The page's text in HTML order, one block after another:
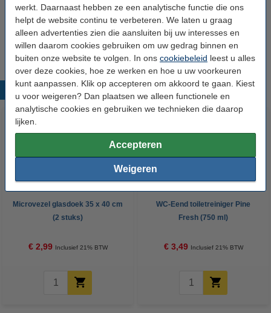
werkt. Daarnaast hebben ze een analytische functie die ons
helpt de website continu te verbeteren. We laten u graag
alleen advertenties zien die aansluiten bij uw interesses en
willen daarom cookies gebruiken om uw gedrag binnen en
buiten onze website te volgen. In ons cookiebeleid leest u alles
over deze cookies, hoe ze werken en hoe u uw voorkeuren
kunt aanpassen. Klik op accepteren om akkoord te gaan. Kiest
u voor weigeren? Dan plaatsen we alleen functionele en
analytische cookies en gebruiken we technieken die daarop
lijken.
Accepteren
Weigeren
Bin Brite vuilnisbak verfrisser | Citronella &
citroengras (500 gram)
Populaire producten
Microvezel glasdoek 35 x 40 cm
(2 stuks)
€ 2,99 Inclusief 21% BTW
WC-Eend toiletreiniger Pine
Fresh (750 ml)
€ 3,49 Inclusief 21% BTW